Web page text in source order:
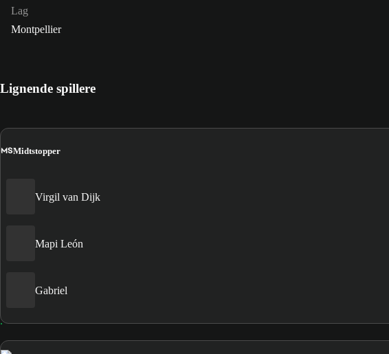
Lag
Montpellier
Lignende spillere
MSMidtstopper
Virgil van Dijk
Mapi León
Gabriel